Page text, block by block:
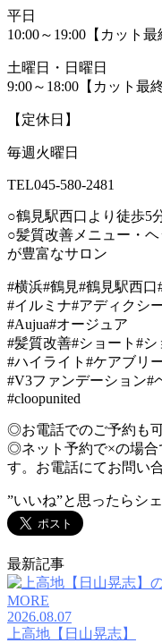
平日
10:00～19:00【カット最
土曜日・日曜日
9:00～18:00【カット最
【定休日】
毎週火曜日
TEL045-580-2481
○鶴見駅西口より徒歩5
○髪質改善メニュー・
が豊富なサロン
#横浜#鶴見#鶴見駅西
#イルミナ#アディクシ
#Aujua#オージュア
#髪質改善#ショート#
#ハイライト#ケアブリ
#V3ファンデーション#
#cloopunited
◎お電話でのご予約も可
◎ネット予約で×の場合
す。お電話にてお問い
”いいね”と思ったらシ
最新記事
MORE
2026.08.07
上高地【日山晃志】